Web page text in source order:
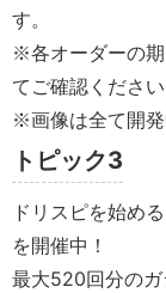
す。
※各オーダーの
てご確認ください
※画像は全て開発
トピック3
ドリスピを始め
を開催中！
最大520回分の